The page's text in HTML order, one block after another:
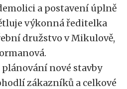
a postavení úplně
výkonná ředitelka
družstvo v Mikulově,
nové stavby
zákazníků a celkové